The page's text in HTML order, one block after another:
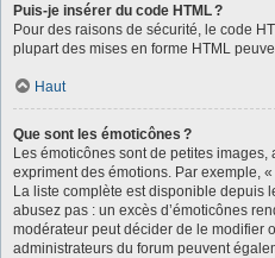
Puis-je insérer du code HTML ?
Pour des raisons de sécurité, le code
plupart des mises en forme HTML
Haut
Que sont les émoticônes ?
Les émoticônes sont de petites
expriment des émotions. Par exemple,
La liste complète est disponible depuis
abusez pas : un excès d’émoticônes
modérateur peut décider de le modifier
administrateurs du forum peuvent